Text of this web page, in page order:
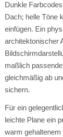
Dunkle
Dach; helle Töne
einfügen. Ein
architektonischer
maßlich
gleichmäßig ab
sichern.
Für ein
leichte Plane ein
warm gehaltenem